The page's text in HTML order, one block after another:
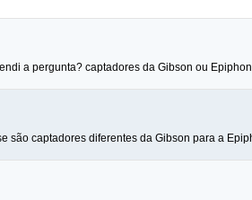
a pergunta? captadores da Gibson ou
são captadores diferentes da Gibson para a